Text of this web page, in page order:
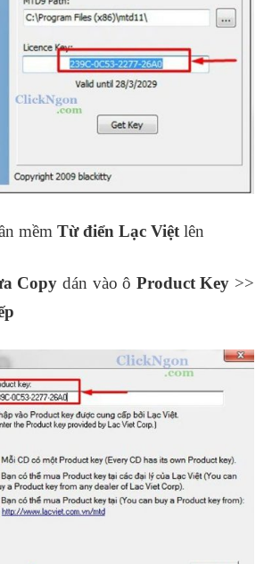
mềm Từ điển Lạc Việtlên
Copy dán vào ô Product Key >>